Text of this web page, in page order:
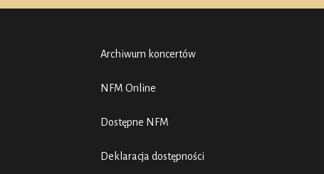
Archiwum koncertów
NFM Online
Dostępne NFM
Deklaracja dostępności